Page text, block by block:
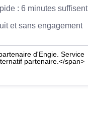
: 6 minutes suffisent
et sans engagement
d'Engie. Service
partenaire.</span>